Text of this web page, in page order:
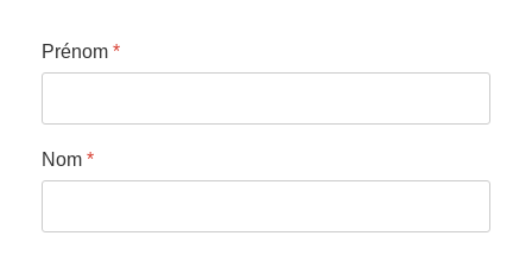
Prénom *
Nom *